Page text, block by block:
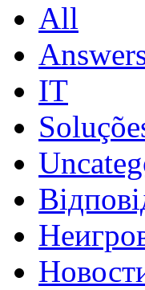
All
IT